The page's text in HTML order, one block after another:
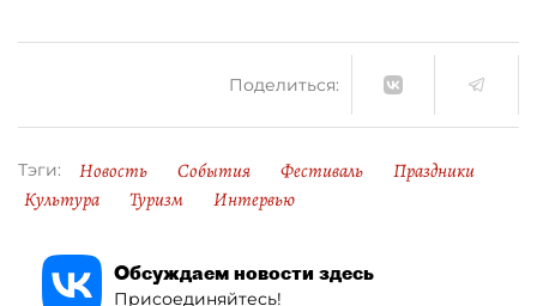
Поделиться:
Тэги: Новость События Фестиваль
Праздники
Культура
Туризм Интервью
Обсуждаем новости здесь
Присоединяйтесь!